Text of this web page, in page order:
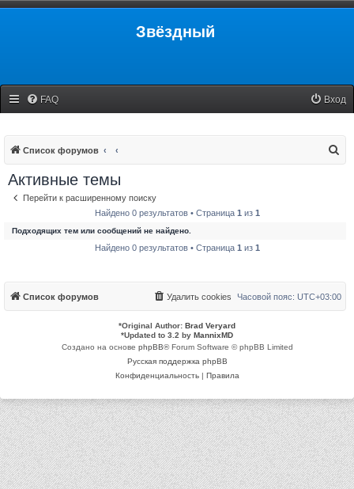
Звёздный
FAQ Вход
Список форумов
Активные темы
Перейти к расширенному поиску
Найдено 0 результатов • Страница 1 из 1
Подходящих тем или сообщений не найдено.
Найдено 0 результатов • Страница 1 из 1
Список форумов Часовой пояс: UTC+03:00
Удалить cookies
*Original Author: Brad Veryard
*Updated to 3.2 by MannixMD
Создано на основе phpBB® Forum Software © phpBB Limited
Русская поддержка phpBB
Конфиденциальность| Правила